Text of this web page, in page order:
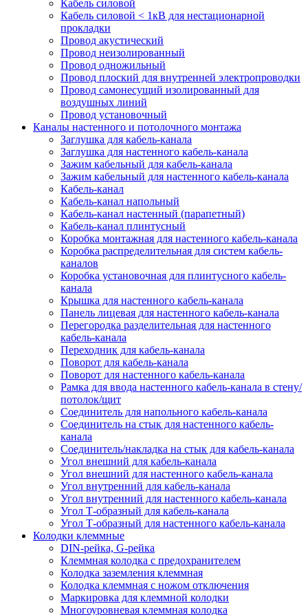
Кабель силовой
Кабель силовой < 1кВ для нестационарной
прокладки
Провод акустический
Провод неизолированный
Провод одножильный
Провод плоский для внутренней электропроводки
Провод самонесущий изолированный для
воздушных линий
Провод установочный
Каналы настенного и потолочного монтажа
Заглушка для кабель-канала
Заглушка для настенного кабель-канала
Зажим кабельный для кабель-канала
Зажим кабельный для настенного кабель-канала
Кабель-канал
Кабель-канал напольный
Кабель-канал настенный (парапетный)
Кабель-канал плинтусный
Коробка монтажная для настенного кабель-канала
Коробка распределительная для систем кабель-
каналов
Коробка установочная для плинтусного кабель-
канала
Крышка для настенного кабель-канала
Панель лицевая для настенного кабель-канала
Перегородка разделительная для настенного
кабель-канала
Переходник для кабель-канала
Поворот для кабель-канала
Поворот для настенного кабель-канала
Рамка для ввода настенного кабель-канала в стену/
потолок/щит
Соединитель для напольного кабель-канала
Соединитель на стык для настенного кабель-
канала
Соединитель/накладка на стык для кабель-канала
Угол внешний для кабель-канала
Угол внешний для настенного кабель-канала
Угол внутренний для кабель-канала
Угол внутренний для настенного кабель-канала
Угол Т-образный для кабель-канала
Угол Т-образный для настенного кабель-канала
Колодки клеммные
DIN-рейка, G-рейка
Клеммная колодка с предохранителем
Колодка заземления клеммная
Колодка клеммная с ножом отключения
Маркировка для клеммной колодки
Многоуровневая клеммная колодка